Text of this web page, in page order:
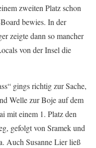
zweiten Platz schon
bewies. In der
zeigte dann so mancher
von der Insel die
gings richtig zur Sache,
Welle zur Boje auf dem
mit einem 1. Platz den
gefolgt von Sramek und
Auch Susanne Lier ließ